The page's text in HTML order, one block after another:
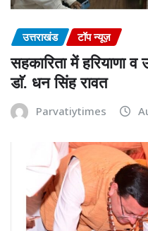
उत्तराखंड टॉप न्यूज़
सहकारिता में हरियाणा
डाॅ. धन सिंह रावत
Parvatiytimes